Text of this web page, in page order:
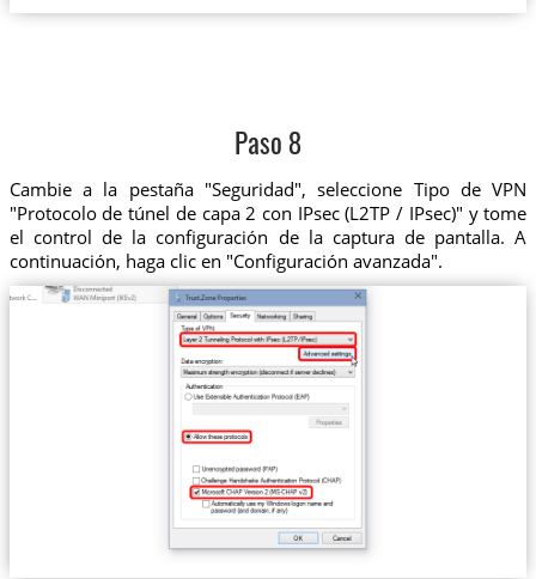
Paso 8
Cambie a la pestaña "Seguridad", seleccione Tipo de VPN
"Protocolo de túnel de capa 2 con IPsec (L2TP / IPsec)" y tome
el control de la configuración de la captura de pantalla. A
continuación, haga clic en "Configuración avanzada".